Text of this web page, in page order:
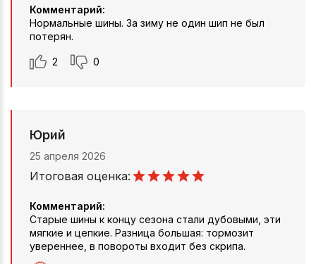
Комментарий:
Нормальные шины. За зиму не один шип не был
потерян.
2 0
Юрий
25 апреля 2026
Итоговая оценка:
Комментарий:
Старые шины к концу сезона стали дубовыми, эти
мягкие и цепкие. Разница большая: тормозит
увереннее, в повороты входит без скрипа.